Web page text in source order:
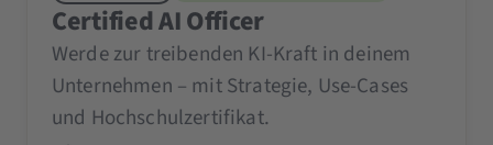
Certified AI Officer
Werde zur treibenden KI-Kraft in deinem
Unternehmen – mit Strategie, Use-Cases
und Hochschulzertifikat.